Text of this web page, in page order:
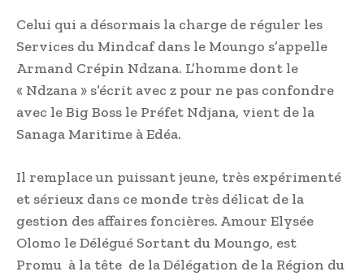
Celui qui a désormais la charge de réguler les
Services du Mindcaf dans le Moungo s’appelle
Armand Crépin Ndzana. L’homme dont le
« Ndzana » s’écrit avec z pour ne pas confondre
avec le Big Boss le Préfet Ndjana, vient de la
Sanaga Maritime à Edéa.
Il remplace un puissant jeune, très expérimenté
et sérieux dans ce monde très délicat de la
gestion des affaires foncières. Amour Elysée
Olomo le Délégué Sortant du Moungo, est
Promu à la tête de la Délégation de la Région du